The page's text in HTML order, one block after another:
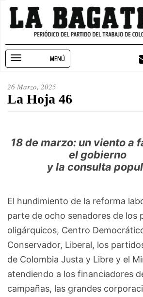
Pasar
contenido
navigation
26 Marzo, 2025
La Hoja 46
18 de marzo: un viento a
el gobierno
y la consulta
El hundimiento de la reforma
parte de ocho senadores de los
oligárquicos, Centro
Conservador, Liberal, los
de Colombia Justa y Libre y el
atendiendo a los financiadores
campañas, las grandes